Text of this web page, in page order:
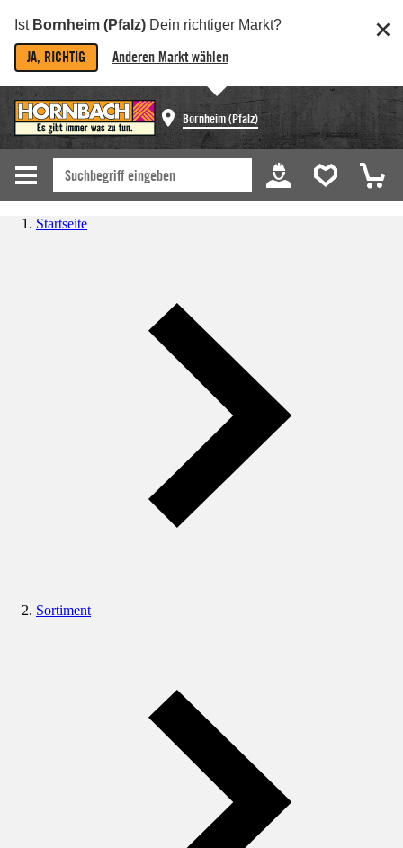
Ist Bornheim (Pfalz) Dein richtiger Markt?
JA, RICHTIG Anderen Markt wählen
Bornheim (Pfalz)
Startseite
Sortiment